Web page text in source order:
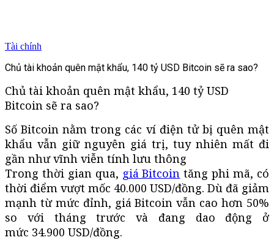
Tài chính
Chủ tài khoản quên mật khẩu, 140 tỷ USD Bitcoin sẽ ra sao?
Chủ tài khoản quên mật khẩu, 140 tỷ USD
Bitcoin sẽ ra sao?
Số Bitcoin nằm trong các ví điện tử bị quên mật
khẩu vẫn giữ nguyên giá trị, tuy nhiên mất đi
gần như vĩnh viễn tính lưu thông
Trong thời gian qua, giá Bitcoin tăng phi mã, có
thời điểm vượt mốc 40.000 USD/đồng. Dù đã giảm
mạnh từ mức đỉnh, giá Bitcoin vẫn cao hơn 50%
so với tháng trước và đang dao động ở
mức 34.900 USD/đồng.